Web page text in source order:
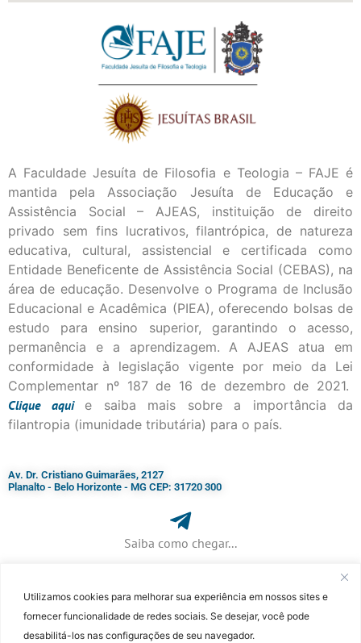
Utilizamos cookies para melhorar sua experiência em nossos sites e
fornecer funcionalidade de redes sociais. Se desejar, você pode
desabilitá-los nas configurações de seu navegador.
A Faculdade Jesuíta de Filosofia e Teologia – FAJE é
mantida pela Associação Jesuíta de Educação e
Assistência Social – AJEAS, instituição de direito
privado sem fins lucrativos, filantrópica, de natureza
educativa, cultural, assistencial e certificada como
Entidade Beneficente de Assistência Social (CEBAS), na
área de educação. Desenvolve o Programa de Inclusão
Educacional e Acadêmica (PIEA), oferecendo bolsas de
estudo para ensino superior, garantindo o acesso,
permanência e a aprendizagem. A AJEAS atua em
conformidade à legislação vigente por meio da Lei
Complementar nº 187 de 16 de dezembro de 2021.
Cliqueaqui
e saiba mais sobre a importância da
filantropia (imunidade tributária) para o país.
Av. Dr. Cristiano Guimarães, 2127
Planalto - Belo Horizonte - MG CEP: 31720 300
Saiba como chegar...
+ 55 (31) 3115-7000​